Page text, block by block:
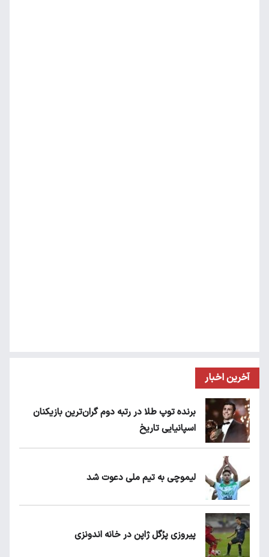
آخرین اخبار
برنده توپ طلا در رتبه دوم گران‌ترین بازیکنان
اسپانیایی تاریخ
لیموچی به تیم ملی دعوت شد
پیروزی پرُگل ژاپن در خانه اندونزی